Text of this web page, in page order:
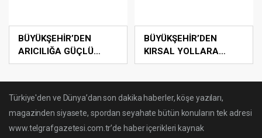
BÜYÜKŞEHİR’DEN
ARICILIĞA GÜÇLÜ
DESTEK
BÜYÜKŞEHİR’DEN
KIRSAL YOLLARA
GÜÇLÜ DOKUNUŞ
Türkiye'den ve Dünya’dan son dakika haberler, köşe yazıları,
magazinden siyasete, spordan seyahate bütün konuların tek adresi
www.telgrafgazetesi.com.tr’de haber içerikleri kaynak